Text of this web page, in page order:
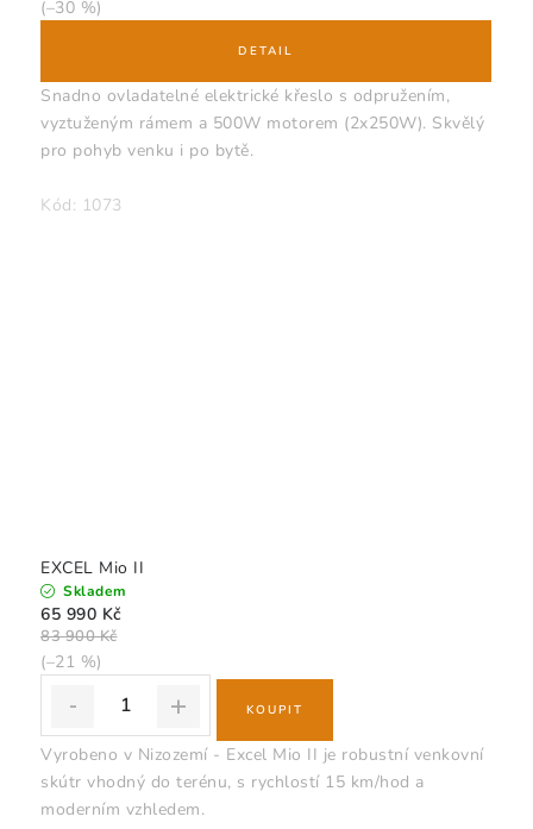
(–30 %)
Snadno ovladatelné elektrické křeslo s odpružením,
vyztuženým rámem a 500W motorem (2x250W). Skvělý
pro pohyb venku i po bytě.
Kód: 1073
EXCEL Mio II
Skladem
65 990 Kč
83 900 Kč
(–21 %)
Vyrobeno v Nizozemí - Excel Mio II je robustní venkovní
skútr vhodný do terénu, s rychlostí 15 km/hod a
moderním vzhledem.